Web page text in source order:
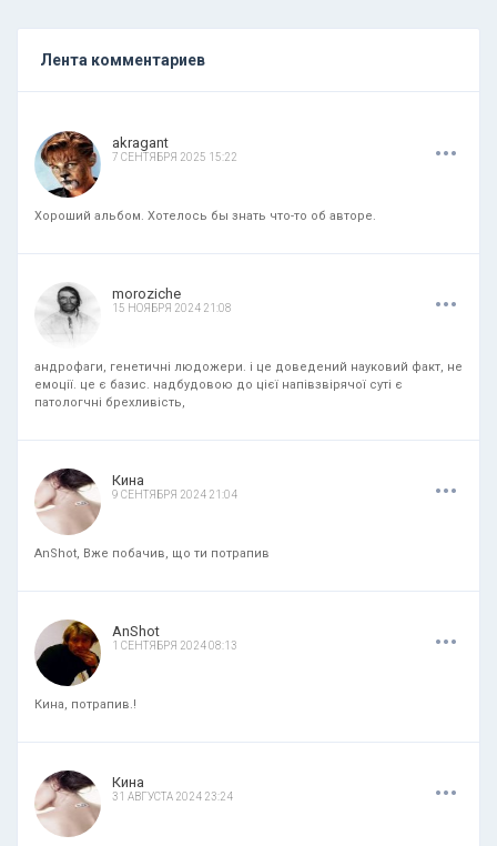
Лента комментариев
akragant
7 СЕНТЯБРЯ 2025 15:22 ...
Хороший альбом. Хотелось бы знать что-то об авторе.
moroziche
15 НОЯБРЯ 2024 21:08 ...
андрофаги, генетичні людожери. і це доведений науковий факт, не
емоції. це є базис. надбудовою до цієї напівзвірячої суті є
патологчні брехливість,
Кина
9 СЕНТЯБРЯ 2024 21:04 ...
AnShot, Вже побачив, що ти потрапив
AnShot
1 СЕНТЯБРЯ 2024 08:13 ...
Кина, потрапив.!
Кина
31 АВГУСТА 2024 23:24 ...